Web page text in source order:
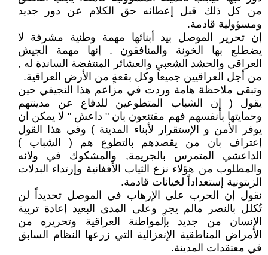
من كل ذلك قبل إعطائه حق الكلام عن دور جديد
ومسؤولية قادمة.
إن تحرير الموصل بيد أبنائها مهمة وطنية مشرفة لا
يضطلع بها الخونة والمنافقون . إنها مهمة الجيش
العراقي والحشد الشعبي والعشائر المنتفضة الساندة له ,
من أجل العراقيين جميعاً وكل بقعةٍ من الأرض العراقية.
وتبقى ملاحظة هامة وردت في مزاعم هذا النجيفي حين
يقول ( إن الشباب المتطوعين للدفاع عن مدينتهم
وحمايتها بأنفسهم فهم مقتنعون بان " داعش " لا يمكن ان
يوفر الأمن و الإستقرار لأبناء المدينة ) وفي هذا القول
إعتراف بان من يقصدهم بالتطوع هم ( الشباب )
الداعشي المتمرس بالجريمة, والمشكوك في ولائه
والمطلوب من هؤلاء نزع الثياب الأفغانية وإرتداء البدلات
الزيتونية إستعداداً لخيانات قادمة.
نقول إن الحرب على الإرهاب في الموصل تحديداً لن
تُكلل بالنصر مالم يجرِ وعلى المدى البعيد إعادة تربية
الإنسان من جديد بإلمواطنة العراقية وتحريره من
الأمراض المناطقية الإنعزالية التي زرعها النظام السابق
في معتقدات المدينة.